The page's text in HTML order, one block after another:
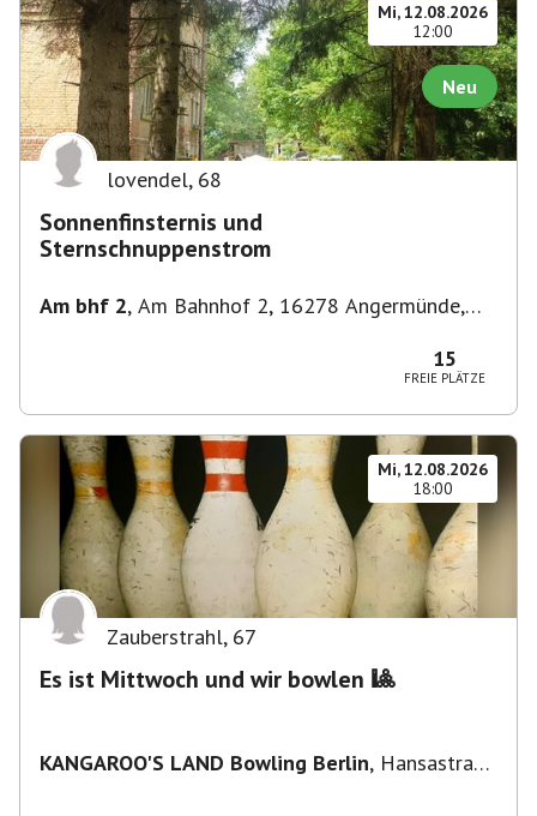
Mi, 12.08.2026
12:00
Neu
lovendel, 68
Sonnenfinsternis und
Sternschnuppenstrom
Am bhf 2, Am Bahnhof 2, 16278 Angermünde,
15
FREIE PLÄTZE
Mi, 12.08.2026
18:00
Zauberstrahl, 67
Es ist Mittwoch und wir bowlen 🎱
KANGAROO'S LAND Bowling Berlin, Hansastraße